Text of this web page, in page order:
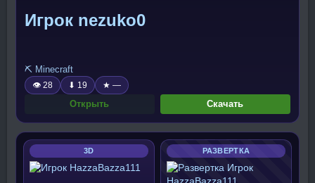
Игрок nezuko0
⛏️ Minecraft
👁 28 ⬇ 19 ★ —
Открыть Скачать
3D РАЗВЕРТКА